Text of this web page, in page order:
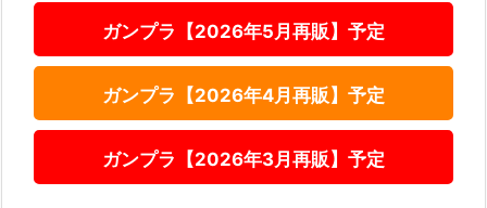
ガンプラ【2026年5月再販】予定
ガンプラ【2026年4月再販】予定
ガンプラ【2026年3月再販】予定